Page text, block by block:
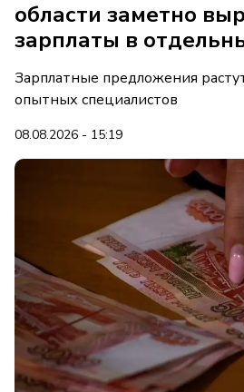
области заметно
зарплаты в
Зарплатные предложения
опытных специалистов
08.08.2026 - 15:19